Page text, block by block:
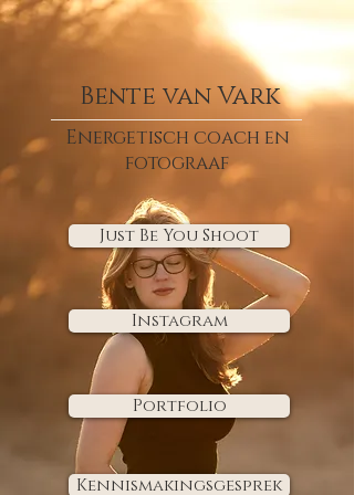
Bente van Vark
Energetisch coach en
fotograaf
Just Be You Shoot
Instagram
Portfolio
Kennismakingsgesprek